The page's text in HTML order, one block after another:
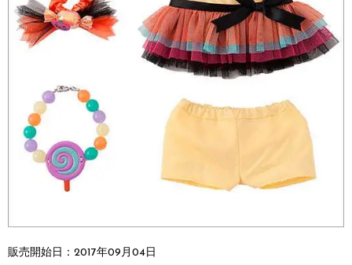
販売開始日：2017年09月04日